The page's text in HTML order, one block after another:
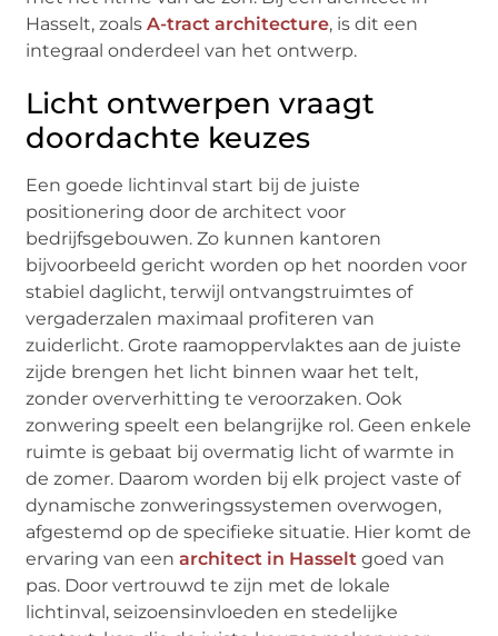
Hasselt, zoalsA-tract architecture, is dit een
integraal onderdeel van het ontwerp.
Licht ontwerpen vraagt
doordachte keuzes
Een goede lichtinval start bij de juiste
positionering door de architect voor
bedrijfsgebouwen. Zo kunnen kantoren
bijvoorbeeld gericht worden op het noorden voor
stabiel daglicht, terwijl ontvangstruimtes of
vergaderzalen maximaal profiteren van
zuiderlicht. Grote raamoppervlaktes aan de juiste
zijde brengen het licht binnen waar het telt,
zonder oververhitting te veroorzaken. Ook
zonwering speelt een belangrijke rol. Geen enkele
ruimte is gebaat bij overmatig licht of warmte in
de zomer. Daarom worden bij elk project vaste of
dynamische zonweringssystemen overwogen,
afgestemd op de specifieke situatie. Hier komt de
ervaring van eenarchitect in Hasselt goed van
pas. Door vertrouwd te zijn met de lokale
lichtinval, seizoensinvloeden en stedelijke